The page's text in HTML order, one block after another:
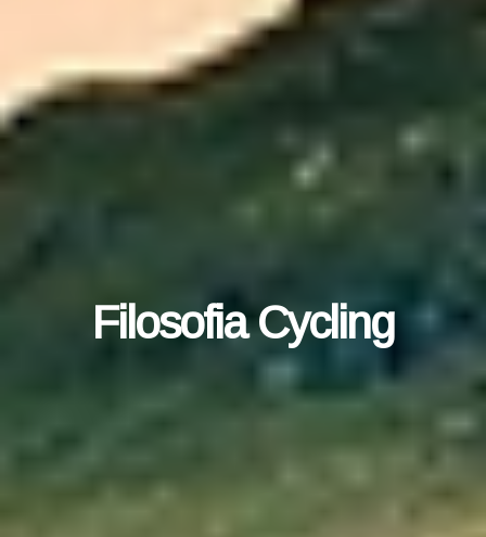
Filosofia Cycling